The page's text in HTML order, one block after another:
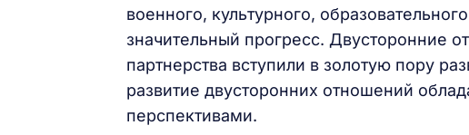
военного, культурного,
значительный прогресс. Двусторонние
партнерства вступили в золотую пору
развитие двусторонних отношений
перспективами.